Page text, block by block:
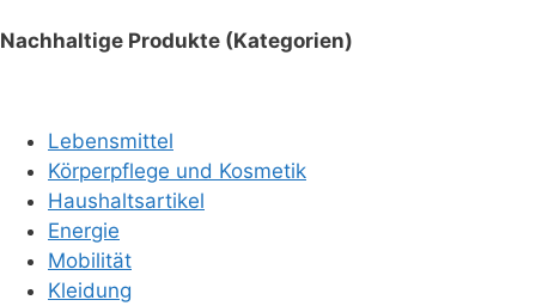
Nachhaltige Produkte (Kategorien)
Lebensmittel
Körperpflege und Kosmetik
Haushaltsartikel
Energie
Mobilität
Kleidung